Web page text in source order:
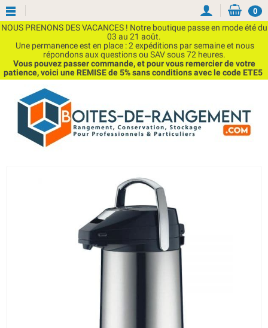
NOUS PRENONS DES VACANCES ! Notre boutique passe en mode été du
03 au 21 août.
Une permanence est en place : 2 expéditions par semaine et nous
répondons aux questions ou SAV sous 72 heures.
Vous pouvez passer commande, et pour vous remercier de votre
patience, voici une REMISE de 5% sans conditions avec le code ETE5
0